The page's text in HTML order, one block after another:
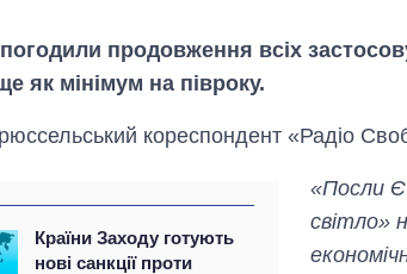
продовження всіх
як мінімум на півроку.
кореспондент «Радіо
Країни Заходу готують
нові санкції проти
«Посли
світло»